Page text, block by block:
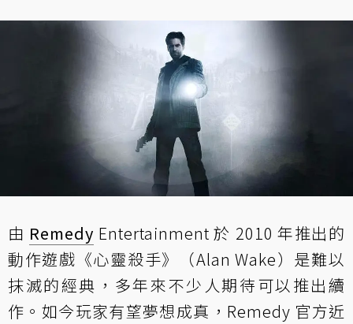
由 Remedy Entertainment 於 2010 年推出的
動作遊戲《心靈殺手》（Alan Wake）是難以
抹滅的經典，多年來不少人期待可以推出續
作。如今玩家有望夢想成真，Remedy 官方近